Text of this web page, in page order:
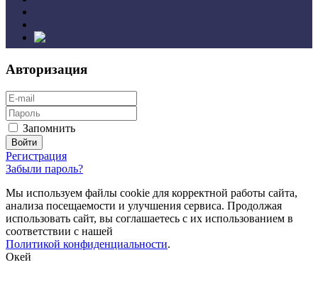
Авторизация
Запомнить
Регистрация
Забыли пароль?
Мы используем файлы cookie для корректной работы сайта,
анализа посещаемости и улучшения сервиса. Продолжая
использовать сайт, вы соглашаетесь с их использованием в
соответствии с нашей
Политикой конфиденциальности.
Окей